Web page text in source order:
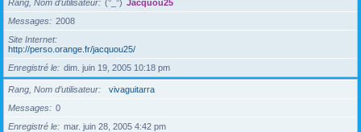
Rang, Nom d’utilisateur (°_°) Jacquou25
Messages
2008
Site Internet
http://perso.orange.fr/jacquou25/
Enregistré le
dim. juin 19, 2005 10:18 pm
Rang, Nom d’utilisateur
vivaguitarra
Messages
0
Enregistré le
mar. juin 28, 2005 4:42 pm